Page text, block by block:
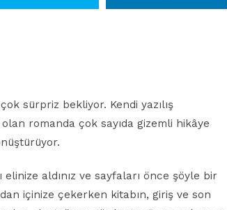
sürpriz bekliyor. Kendi yazılış
romanda çok sayıda gizemli hikâye
elinize aldınız ve sayfaları önce şöyle bir
içinize çekerken kitabın, giriş ve son